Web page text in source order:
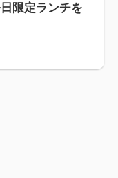
限定ランチを